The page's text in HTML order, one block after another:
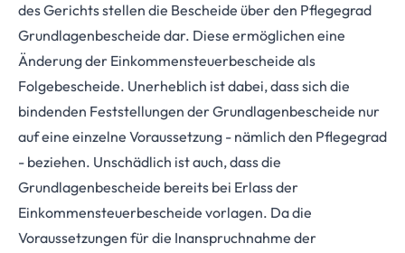
des Gerichts stellen die Bescheide über den Pflegegrad
Grundlagenbescheide dar. Diese ermöglichen eine
Änderung der Einkommensteuerbescheide als
Folgebescheide. Unerheblich ist dabei, dass sich die
bindenden Feststellungen der Grundlagenbescheide nur
auf eine einzelne Voraussetzung - nämlich den Pflegegrad
- beziehen. Unschädlich ist auch, dass die
Grundlagenbescheide bereits bei Erlass der
Einkommensteuerbescheide vorlagen. Da die
Voraussetzungen für die Inanspruchnahme der